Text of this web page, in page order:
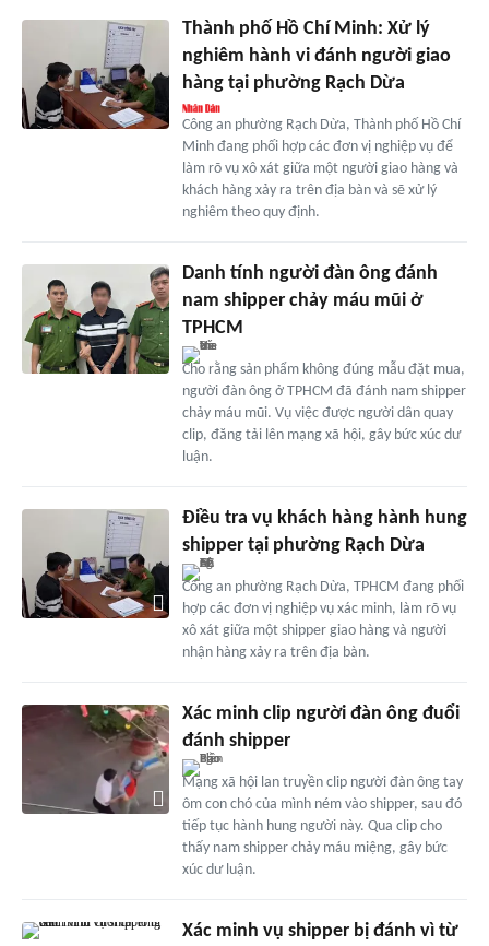
Thành phố Hồ Chí Minh: Xử lý
nghiêm hành vi đánh người giao
hàng tại phường Rạch Dừa
Công an phường Rạch Dừa, Thành phố Hồ Chí
Minh đang phối hợp các đơn vị nghiệp vụ để
làm rõ vụ xô xát giữa một người giao hàng và
khách hàng xảy ra trên địa bàn và sẽ xử lý
nghiêm theo quy định.
Danh tính người đàn ông đánh
nam shipper chảy máu mũi ở
TPHCM
Cho rằng sản phẩm không đúng mẫu đặt mua,
người đàn ông ở TPHCM đã đánh nam shipper
chảy máu mũi. Vụ việc được người dân quay
clip, đăng tải lên mạng xã hội, gây bức xúc dư
luận.
Điều tra vụ khách hàng hành hung
shipper tại phường Rạch Dừa
Công an phường Rạch Dừa, TPHCM đang phối
hợp các đơn vị nghiệp vụ xác minh, làm rõ vụ
xô xát giữa một shipper giao hàng và người
nhận hàng xảy ra trên địa bàn.
Xác minh clip người đàn ông đuổi
đánh shipper
Mạng xã hội lan truyền clip người đàn ông tay
ôm con chó của mình ném vào shipper, sau đó
tiếp tục hành hung người này. Qua clip cho
thấy nam shipper chảy máu miệng, gây bức
xúc dư luận.
Xác minh vụ shipper bị đánh vì từ